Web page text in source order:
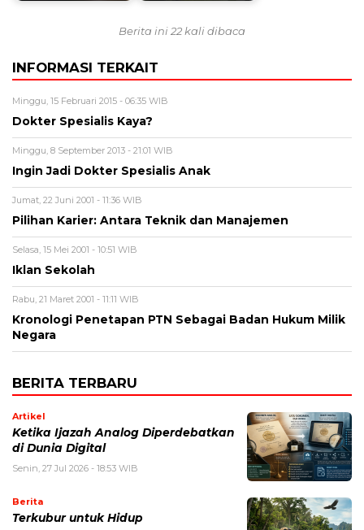
Berita ini 22 kali dibaca
INFORMASI TERKAIT
Minggu, 15 Februari 2015 - 06:35 WIB
Dokter Spesialis Kaya?
Minggu, 8 September 2013 - 21:01 WIB
Ingin Jadi Dokter Spesialis Anak
Jumat, 22 Juni 2001 - 11:36 WIB
Pilihan Karier: Antara Teknik dan Manajemen
Selasa, 15 Mei 2001 - 10:51 WIB
Iklan Sekolah
Rabu, 21 Maret 2001 - 11:11 WIB
Kronologi Penetapan PTN Sebagai Badan Hukum Milik
Negara
BERITA TERBARU
Artikel
Ketika Ijazah Analog Diperdebatkan
di Dunia Digital
Senin, 27 Jul 2026 - 18:53 WIB
Berita
Terkubur untuk Hidup